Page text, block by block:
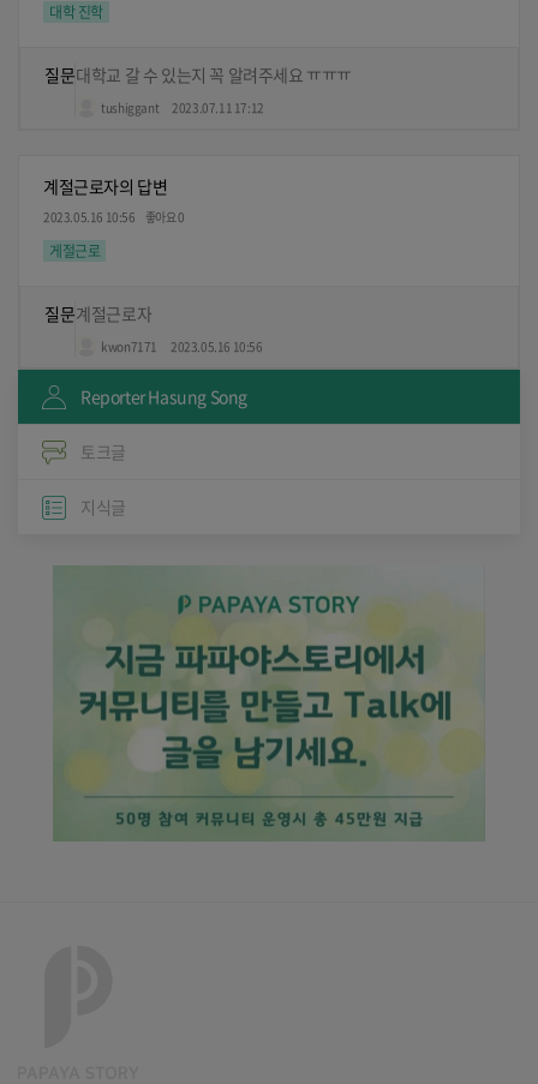
대학 진학
질문대학교 갈 수 있는지 꼭 알려주세요 ㅠㅠㅠ
tushiggant 2023.07.11 17:12
계절근로자의 답변
2023.05.16 10:56 좋아요 0
게절근로
질문계절근로자
kwon7171 2023.05.16 10:56
Reporter Hasung Song
토크글
지식글